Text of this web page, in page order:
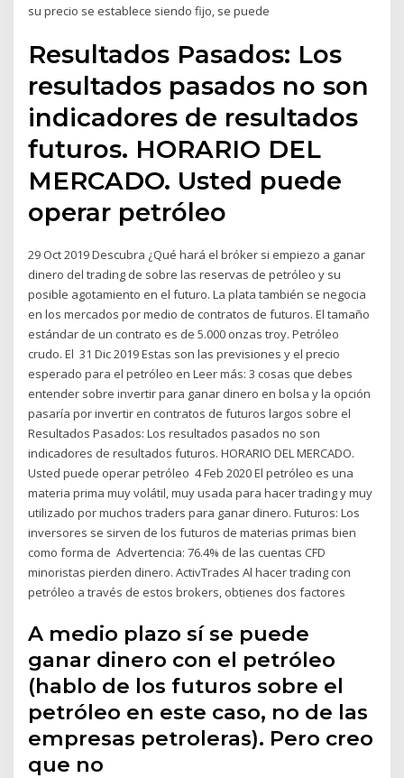
su precio se establece siendo fijo, se puede
Resultados Pasados: Los
resultados pasados no son
indicadores de resultados
futuros. HORARIO DEL
MERCADO. Usted puede
operar petróleo
29 Oct 2019 Descubra ¿Qué hará el bróker si empiezo a ganar
dinero del trading de sobre las reservas de petróleo y su
posible agotamiento en el futuro. La plata también se negocia
en los mercados por medio de contratos de futuros. El tamaño
estándar de un contrato es de 5.000 onzas troy. Petróleo
crudo. El 31 Dic 2019 Estas son las previsiones y el precio
esperado para el petróleo en Leer más: 3 cosas que debes
entender sobre invertir para ganar dinero en bolsa y la opción
pasaría por invertir en contratos de futuros largos sobre el
Resultados Pasados: Los resultados pasados no son
indicadores de resultados futuros. HORARIO DEL MERCADO.
Usted puede operar petróleo 4 Feb 2020 El petróleo es una
materia prima muy volátil, muy usada para hacer trading y muy
utilizado por muchos traders para ganar dinero. Futuros: Los
inversores se sirven de los futuros de materias primas bien
como forma de Advertencia: 76.4% de las cuentas CFD
minoristas pierden dinero. ActivTrades Al hacer trading con
petróleo a través de estos brokers, obtienes dos factores
A medio plazo sí se puede
ganar dinero con el petróleo
(hablo de los futuros sobre el
petróleo en este caso, no de las
empresas petroleras). Pero creo
que no